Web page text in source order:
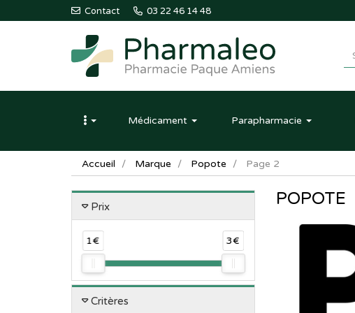
Contact 03 22 46 14 48
Pharmaleo
Pharmacie
Paque
Amiens
Médicament Parapharmacie
Accueil Marque Popote Page 2
Prix
1€ 3€
Critères
POPOTE